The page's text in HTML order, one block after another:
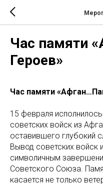
Час памяти
Героев»
Час памяти
15 февраля
советских войск из
оставившего глубокий
Вывод советских войск
символичным
Советского Союза.
касается не только